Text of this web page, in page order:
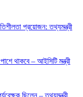
প্রয়োজন: তথ্যমন্ত্রী
থাকবে – আইসিটি মন্ত্রী